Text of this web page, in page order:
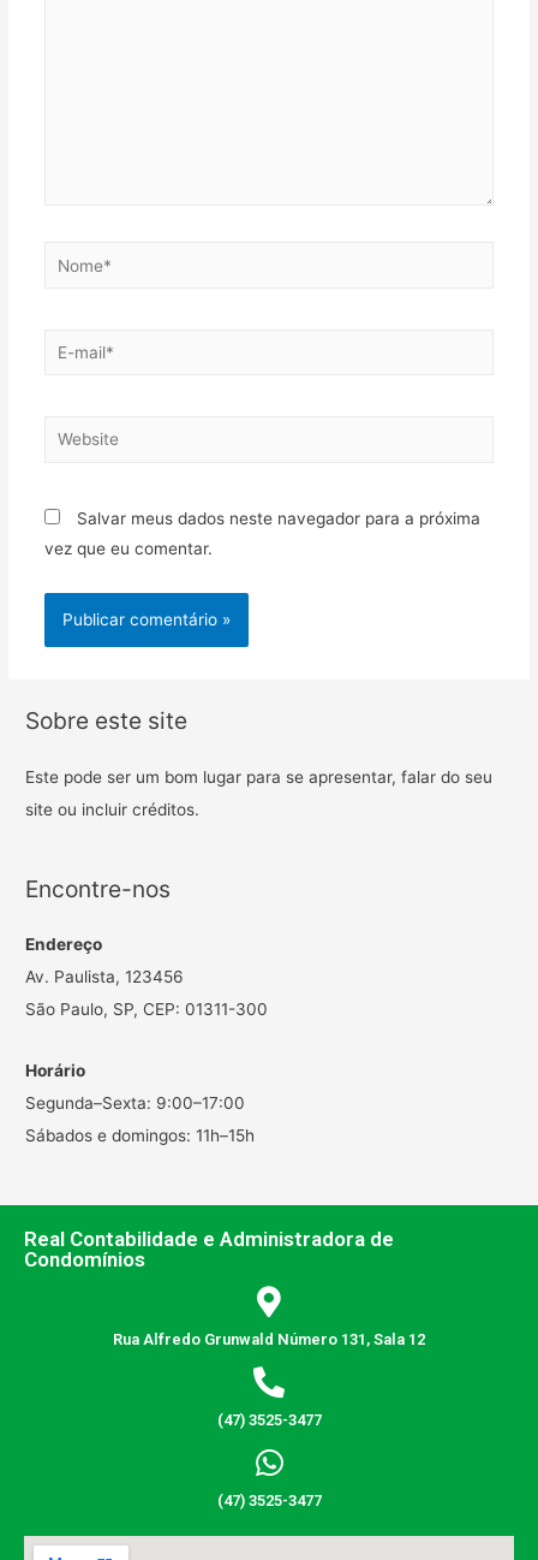
Salvar meus dados neste navegador para a próxima
vez que eu comentar.
Sobre este site
Este pode ser um bom lugar para se apresentar, falar do seu
site ou incluir créditos.
Encontre-nos
Endereço
Av. Paulista, 123456
São Paulo, SP, CEP: 01311-300
Horário
Segunda–Sexta: 9:00–17:00
Sábados e domingos: 11h–15h
Real Contabilidade e Administradora de
Condomínios
Rua Alfredo Grunwald Número 131, Sala 12
(47) 3525-3477
(47) 3525-3477